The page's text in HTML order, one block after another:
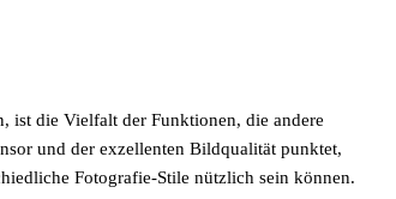
ist die Vielfalt der Funktionen, die andere
und der exzellenten Bildqualität punktet,
Fotografie-Stile nützlich sein können.